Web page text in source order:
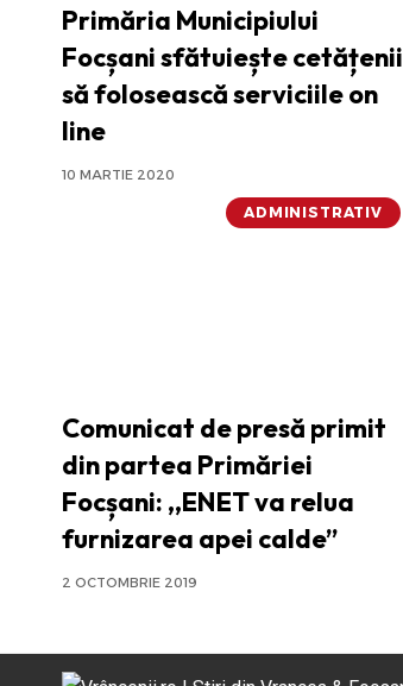
Primăria Municipiului
Focșani sfătuiește cetățenii
să folosească serviciile on
line
10 MARTIE 2020
ADMINISTRATIV
Comunicat de presă primit
din partea Primăriei
Focșani: ,,ENET va relua
furnizarea apei calde”
2 OCTOMBRIE 2019